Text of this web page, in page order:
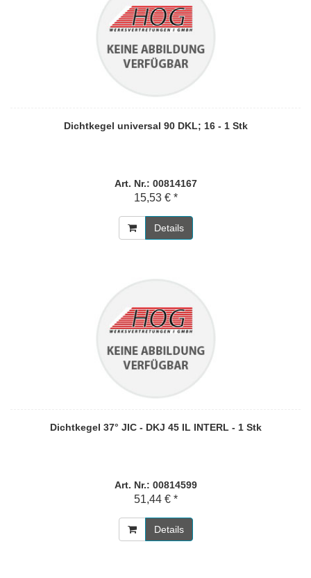
Dichtkegel universal 90 DKL; 16 - 1 Stk
Art. Nr.: 00814167
15,53 € *
Details
Dichtkegel 37° JIC - DKJ 45 IL INTERL - 1 Stk
Art. Nr.: 00814599
51,44 € *
Details